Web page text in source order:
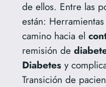
de ellos. Entre las
están:
camino hacia el
remisión de
Diabetesy
Transición de